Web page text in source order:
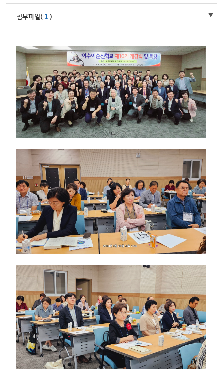
첨부파일( 1 )